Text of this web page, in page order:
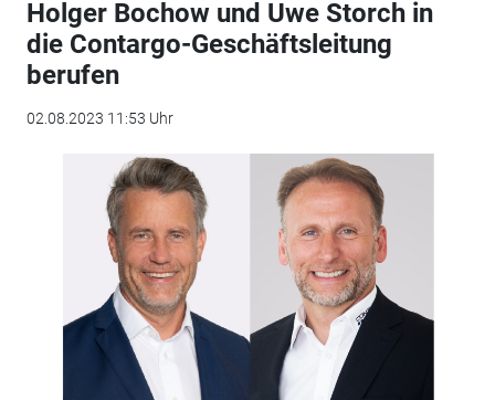
Holger Bochow und Uwe Storch in
die Contargo-Geschäftsleitung
berufen
02.08.2023 11:53 Uhr